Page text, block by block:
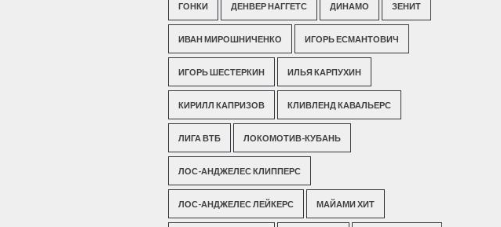
ГОНКИ ДЕНВЕР НАГГЕТС ДИНАМО ЗЕНИТ
ИВАН МИРОШНИЧЕНКО ИГОРЬ ЕСМАНТОВИЧ
ИГОРЬ ШЕСТЕРКИН ИЛЬЯ КАРПУХИН
КИРИЛЛ КАПРИЗОВ КЛИВЛЕНД КАВАЛЬЕРС
ЛИГА ВТБ ЛОКОМОТИВ-КУБАНЬ
ЛОС-АНДЖЕЛЕС КЛИППЕРС
ЛОС-АНДЖЕЛЕС ЛЕЙКЕРС МАЙАМИ ХИТ